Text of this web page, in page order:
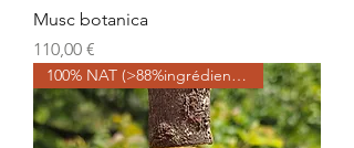
Musc botanica
Precio
110,00 €
100% NAT (>88%ingrédients BIO)